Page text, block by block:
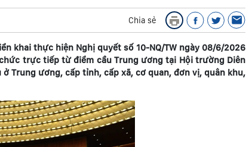
Chia sẻ
khai thực hiện Nghị quyết số 10-NQ/TW ngày 08/6/2026
trực tiếp từ điểm cầu Trung ương tại Hội trường Diên
Trung ương, cấp tỉnh, cấp xã, cơ quan, đơn vị, quân khu,